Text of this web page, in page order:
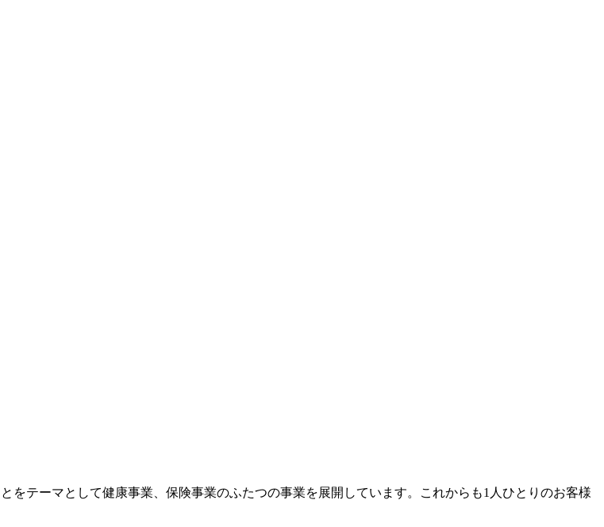
をテーマとして健康事業、保険事業のふたつの事業を展開しています。これからも1人ひとりのお客様